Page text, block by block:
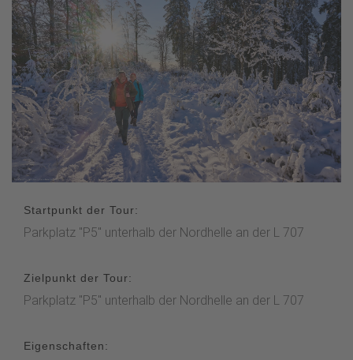
Startpunkt der Tour:
Parkplatz "P5" unterhalb der Nordhelle an der L 707
Zielpunkt der Tour:
Parkplatz "P5" unterhalb der Nordhelle an der L 707
Eigenschaften: